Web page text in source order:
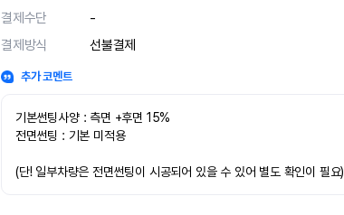
결제수단
-
결제방식
선불결제
추가 코멘트
기본썬팅사양 : 측면 +후면 15%
전면썬팅 : 기본 미적용
(단! 일부차량은 전면썬팅이 시공되어 있을 수 있어 별도 확인이 필요)